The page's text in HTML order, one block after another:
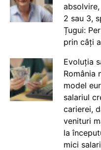
2 sau 3,
Țugui:
prin câți
Evoluția
România
model
salariul
carierei,
venituri
la
mici